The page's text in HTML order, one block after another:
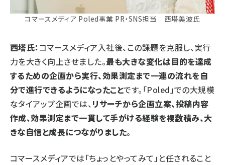
コマースメディア Poled事業 PR・SNS担当 西塔美波氏
西塔氏：コマースメディア入社後、この課題を克服し、実行
力を大きく向上させました。最も大きな変化は目的を達成
するための企画から実行、効果測定まで一連の流れを自
分で進行できるようになったことです。「Poled」での大規模
なタイアップ企画では、リサーチから企画立案、投稿内容
作成、効果測定まで一貫して手がける経験を複数積み、大
きな自信と成長につながりました。
コマースメディアでは「ちょっとやってみて」と任されること